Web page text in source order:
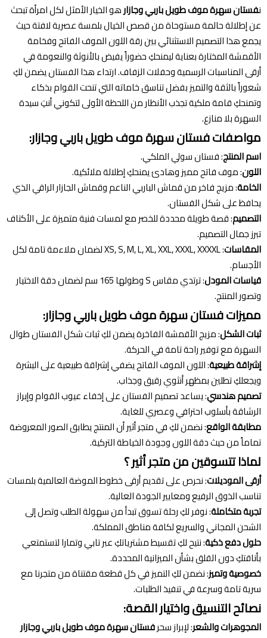
نفستان سهرة موف طويل باربي وجازارهو الخيار الأمثل لكل امرأة تبحث
عن إطلالة حالمة مستوحاة من قصص الخيال بلمسة عصرية لافتة حيث
يجمع هذا التصميم الاستثنائي بين رقة اللون الموف الفاتح وفخامة
الأقمشة المختارة بعناية ليمنحكِ حضوراً يفيض بالأنوثة والنعومة في
أرقى المناسبات الرسمية وحفلات الزفاف. ارتداء هذا الفستان يضمن لكِ
شعوراً بالثقة والتميز بفضل تناسق خاماته التي تنحت القوام بذكاء
وتمنحكِ قامة ملكية تجذب الأنظار من اللحظة الأولى لتكوني أنتِ سيدة
السهرة بلا منازع.
مواصفات فستان سهرة موف طويل باربي وجازار:
اسم المنتج: فستان سولي الملكي.
اللون: موف فاتح مميز وهادئ يمنحكِ إطلالة ملائكية.
الخامة: مزيج فاخر من قماش الباربي الناعم وقماش الجازار الراقي الذي
يحافظ على شكل الفستان.
التصميم: قصة طويلة محددة للخصر مع لمسات فنية متميزة على الأكتاف
تبرز جمال التصميم.
المقاسات
: XS, S, M, L, XL, XXL, XXXL, XXXXL لضمان ملاءمة تامة لكل
الأجسام.
قياسات المودل
: ترتدي مقاس S وطولها 165 سم لضمان دقة الاختيار
وتصور المنتج.
مميزات فستان سهرة موف طويل باربي وجازار:
ثبات الشكل: مزيج الأقمشة الفاخرة يضمن لكِ ثبات شكل الفستان طوال
السهرة مع توفير راحة تامة في الحركة.
إشراقة طبيعية: اللون الموف الفاتح يضفي إشراقة طبيعية على البشرة
ويجعلكِ تطلين بمظهر أنثوي رقيق وجذاب.
تصميم هندسي: يساعد تصميم الفستان على إخفاء عيوب القوام وإبراز
الرشاقة بأسلوب احترافي وعصري للغاية.
مطابقة الواقع: نضمن لكِ في متجر أثير أن المنتج يطابق الصور المعروضة
تماماً من حيث دقة اللون وجودة الخياطة التركية.
لماذا تتسوقين من متجر أثير ؟
أرقى الموديلات: نحرص على تقديم أرقى خطوط الموضة العالمية بلمسات
تناسب الذوق الرفيع ومعايير الجودة العالية.
تجربة متكاملة: نوفر لكِ رحلة تسوق تبدأ من سهولة الطلب وتصل إلى
الشحن المجاني والسريع لكافة مناطق المملكة.
حلول دفع ذكية: نتيح لكِ تقسيط مشترياتكِ عبر تابي وتمارا لتستمتعي
بأناقتكِ دون القلق بشأن الميزانية المحددة.
خصوصية وتميز: نضمن لكِ التميز في كل قطعة مقتناة من متجرنا مع
سرية تامة وسرعة في تنفيذ الطلبات.
نصائح التنسيق واختيار القصة:
المجوهرات والشعر: لإبراز سحرفستان سهرة موف طويل باربي وجازار